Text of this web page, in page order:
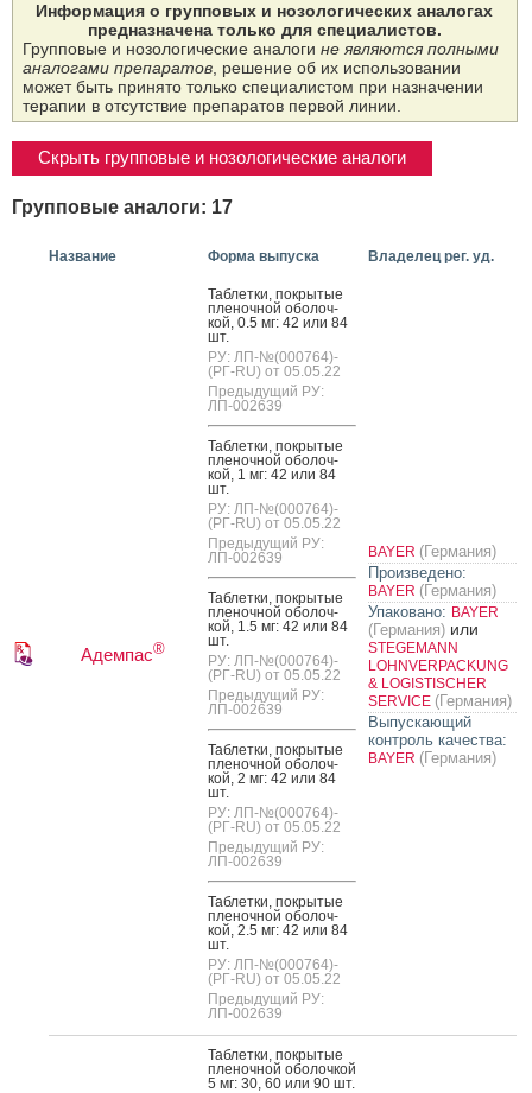
Информация о групповых и нозологических аналогах
предназначена только для специалистов.
Групповые и нозологические аналоги не являются полными
аналогами препаратов, решение об их использовании
может быть принято только специалистом при назначении
терапии в отсутствие препаратов первой линии.
Скрыть групповые и нозологические аналоги
Групповые аналоги: 17
Название Форма выпуска Владелец рег. уд.
Адемпас®
Таб­летки, пок­ры­тые
пле­ноч­ной обо­лоч­
кой, 0.5 мг: 42 или 84
шт.
РУ: ЛП-№(000764)-
(РГ-RU) от 05.05.22
Предыдущий РУ:
ЛП-002639
Таб­летки, пок­ры­тые
пле­ноч­ной обо­лоч­
кой, 1 мг: 42 или 84
шт.
РУ: ЛП-№(000764)-
(РГ-RU) от 05.05.22
Предыдущий РУ:
ЛП-002639
Таб­летки, пок­ры­тые
пле­ноч­ной обо­лоч­
кой, 1.5 мг: 42 или 84
шт.
РУ: ЛП-№(000764)-
(РГ-RU) от 05.05.22
Предыдущий РУ:
ЛП-002639
Таб­летки, пок­ры­тые
пле­ноч­ной обо­лоч­
кой, 2 мг: 42 или 84
шт.
РУ: ЛП-№(000764)-
(РГ-RU) от 05.05.22
Предыдущий РУ:
ЛП-002639
Таб­летки, пок­ры­тые
пле­ноч­ной обо­лоч­
кой, 2.5 мг: 42 или 84
шт.
РУ: ЛП-№(000764)-
(РГ-RU) от 05.05.22
Предыдущий РУ:
ЛП-002639
BAYER (Германия)
Произведено:
BAYER (Германия)
Упаковано: BAYER
(Германия) или
STEGEMANN
LOHNVERPACKUNG
& LOGISTISCHER
SERVICE (Германия)
Выпускающий
контроль качества:
BAYER (Германия)
Таб­летки, пок­ры­тые
пле­ноч­ной обо­лоч­кой
5 мг: 30, 60 или 90 шт.